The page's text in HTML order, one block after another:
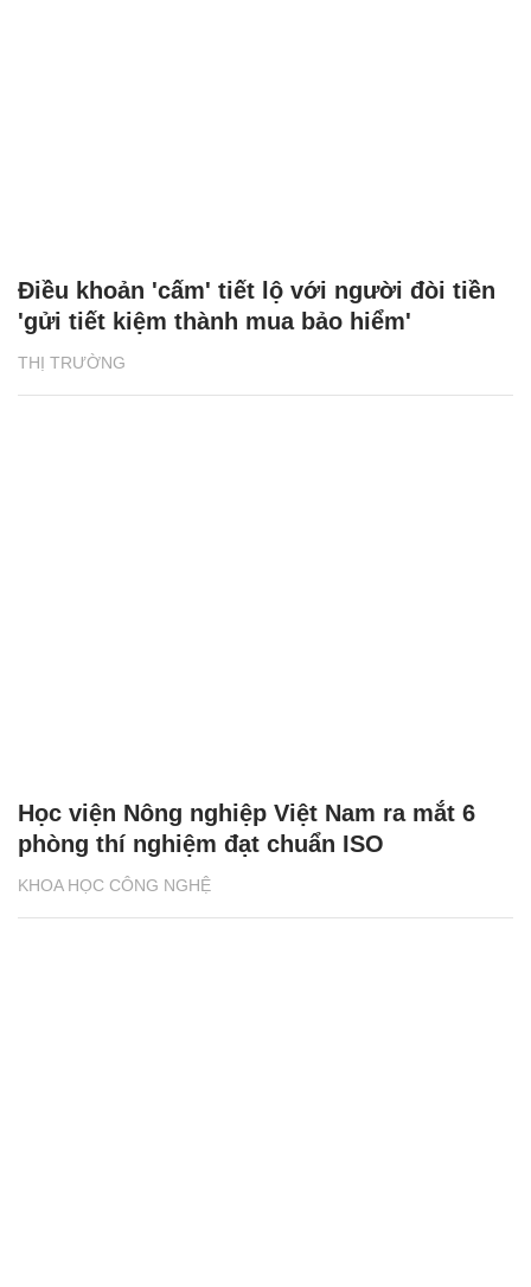
THỊ TRƯỜNG
Điều khoản 'cấm' tiết lộ với người đòi tiền
'gửi tiết kiệm thành mua bảo hiểm'
KHOA HỌC CÔNG NGHỆ
Học viện Nông nghiệp Việt Nam ra mắt 6
phòng thí nghiệm đạt chuẩn ISO